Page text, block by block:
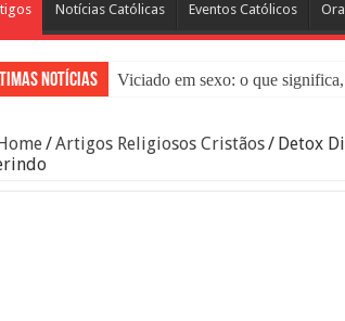
Notícias Católicas Eventos Católicos
Notícias
Viciado em sexo: o que
Filme Sagrado Coração – Seu
/Artigos Religiosos Cristãos/ Detox